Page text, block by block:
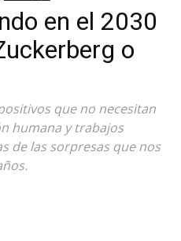
en el 2030
o
que no necesitan
humana y trabajos
de las sorpresas que nos